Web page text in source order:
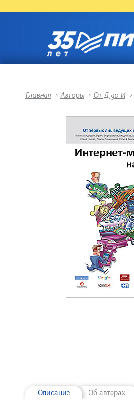
Главная > Авторы > От Д до И >
Описание Об авторах